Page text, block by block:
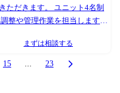
から公営競技まで様々な開発
、大規模システムを直接入札
離で社会インフラを支える重
業部:お客様のDX化を推進。
上流から参画ができます。 今
ただきます。 ユニット4名制
発にも携わっていただきたい
まずは相談する
15 ... 23